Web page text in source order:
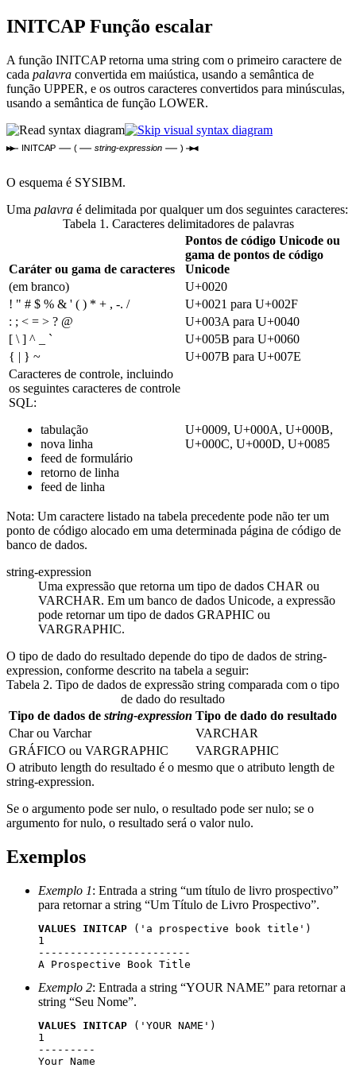
INITCAP Função escalar
A função INITCAP retorna uma string com o primeiro caractere de
cada palavra convertida em maiústica, usando a semântica de
função UPPER, e os outros caracteres convertidos para minúsculas,
usando a semântica de função LOWER.
INITCAP ( string-expression )
O esquema é SYSIBM.
Uma palavra é delimitada por qualquer um dos seguintes caracteres:
Tabela 1. Caracteres delimitadores de palavras
Caráter ou gama de caracteres
Pontos de código Unicode ou
gama de pontos de código
Unicode
(em branco)
U+0020
! " # $ % & ' ( ) * + , -. /
U+0021 para U+002F
: ; < = > ? @
U+003A para U+0040
[ \ ] ^ _ `
U+005B para U+0060
{ | } ~
U+007B para U+007E
Caracteres de controle, incluindo
os seguintes caracteres de controle
SQL:
tabulação
nova linha
feed de formulário
retorno de linha
feed de linha
U+0009, U+000A, U+000B,
U+000C, U+000D, U+0085
Nota: Um caractere listado na tabela precedente pode não ter um
ponto de código alocado em uma determinada página de código de
banco de dados.
string-expression
Uma expressão que retorna um tipo de dados CHAR ou
VARCHAR. Em um banco de dados Unicode, a expressão
pode retornar um tipo de dados GRAPHIC ou
VARGRAPHIC.
O tipo de dado do resultado depende do tipo de dados de string-
expression, conforme descrito na tabela a seguir:
Tabela 2. Tipo de dados de expressão string comparada com o tipo
de dado do resultado
Tipo de dados de string-expression Tipo de dado do resultado
Char ou Varchar
VARCHAR
GRÁFICO ou VARGRAPHIC
VARGRAPHIC
O atributo length do resultado é o mesmo que o atributo length de
string-expression.
Se o argumento pode ser nulo, o resultado pode ser nulo; se o
argumento for nulo, o resultado será o valor nulo.
Exemplos
Exemplo 1: Entrada a string
um título de livro prospectivo
para retornar a string
Um Título de Livro Prospectivo .
VALUES INITCAP ('a prospective book title')
1
------------------------
A Prospective Book Title
Exemplo 2: Entrada a string YOUR NAME
para retornar a
string
Seu Nome .
VALUES INITCAP ('YOUR NAME')
1
---------
Your Name